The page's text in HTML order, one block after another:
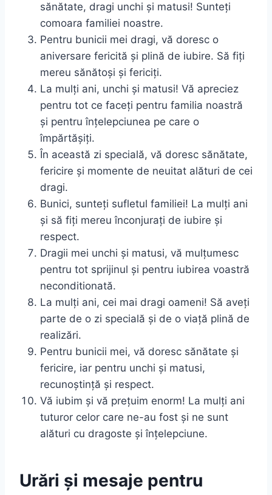
sănătate, dragi unchi și matusi! Sunteți
comoara familiei noastre.
Pentru bunicii mei dragi, vă doresc o
aniversare fericită și plină de iubire. Să fiți
mereu sănătoși și fericiți.
La mulți ani, unchi și matusi! Vă apreciez
pentru tot ce faceți pentru familia noastră
și pentru înțelepciunea pe care o
împărtășiți.
În această zi specială, vă doresc sănătate,
fericire și momente de neuitat alături de cei
dragi.
Bunici, sunteți sufletul familiei! La mulți ani
și să fiți mereu înconjurați de iubire și
respect.
Dragii mei unchi și matusi, vă mulțumesc
pentru tot sprijinul și pentru iubirea voastră
neconditionată.
La mulți ani, cei mai dragi oameni! Să aveți
parte de o zi specială și de o viață plină de
realizări.
Pentru bunicii mei, vă doresc sănătate și
fericire, iar pentru unchi și matusi,
recunoștință și respect.
Vă iubim și vă prețuim enorm! La mulți ani
tuturor celor care ne-au fost și ne sunt
alături cu dragoste și înțelepciune.
Urări și mesaje pentru